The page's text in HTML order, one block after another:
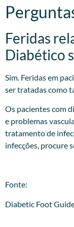
Feridas
Diabético
Sim. Feridas em
ser tratadas como
Os pacientes com
e problemas
tratamento de
infecções, procure
Fonte:
Diabetic Foot